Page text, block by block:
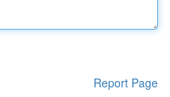
Report Page